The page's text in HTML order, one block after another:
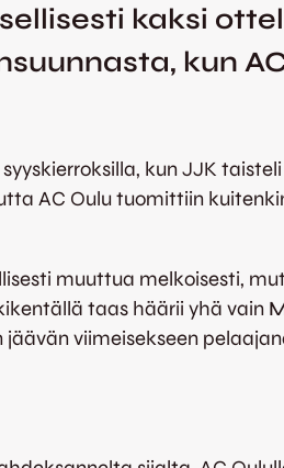
kaksi
kun
kun JJK
AC Oulu tuomittiin
muuttua melkoisesti,
taas häärii yhä vain
jäävän viimeisekseen